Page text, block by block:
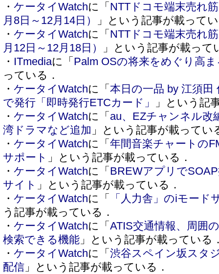
・ケータイWatchに「 NTTドコモ端末売れ
月8日～12月14日）
」という記事が載って
・ケータイWatchに「 NTTドコモ端末売れ
月12日～12月18日）
」という記事が載って
・ ITmediaに「 Palm OSの将来をめぐり高
っている．
・ケータイWatchに「本日の一品 by 江須
で発行「即時発行ETCカード」
」という記
・ケータイWatchに「 au、EZチャンネル改
湾ドラマなど追加 」という記事が載ってい
・ケータイWatchに「年間音楽チャートの
サポート 」という記事が載っている．
・ケータイWatchに「 BREWアプリで
サイト 」という記事が載っている．
・ケータイWatchに「
「人力舎」のiモード
う記事が載っている．
・ケータイWatchに「ATIS交通情報、周囲
検索できる機能 」という記事が載っている
・ケータイWatchに「渋谷スペイン坂スタ
配信 」という記事が載っている．